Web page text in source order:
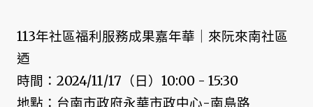
113年社區福利服務成果嘉年華｜來阮來南社區
迺
時間：2024/11/17（日）10:00 - 15:30
地點：台南市政府永華市政中心-南島路